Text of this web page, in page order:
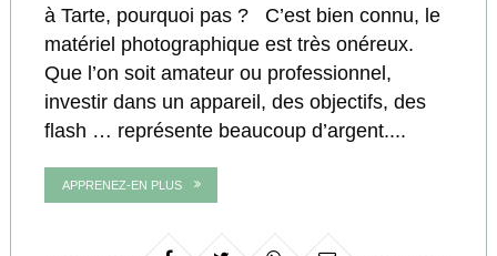
à Tarte, pourquoi pas ? C’est bien connu, le
matériel photographique est très onéreux.
Que l’on soit amateur ou professionnel,
investir dans un appareil, des objectifs, des
flash … représente beaucoup d’argent....
APPRENEZ-EN PLUS